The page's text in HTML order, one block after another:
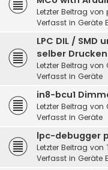
Letzter Beitrag von
Verfasst in Geräte
LPC DIL / SMD
selber Drucken
Letzter Beitrag von
Verfasst in Geräte
in8-bcu1
Letzter Beitrag von
Verfasst in Geräte
lpc-debugger
Letzter Beitrag von
Verfasst in Geräte